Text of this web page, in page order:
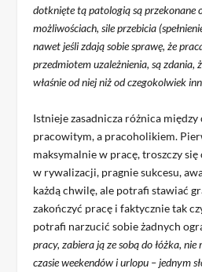
dotknięte tą patologią są przekonane
możliwościach, sile przebicia
nawet jeśli zdają sobie sprawę, że
przedmiotem uzależnienia, są zdania,
właśnie od niej niż od czegokolwiek
Istnieje zasadnicza różnica między
pracowitym, a pracoholikiem.
maksymalnie w pracę, troszczy
w rywalizacji, pragnie sukcesu,
każdą chwilę, ale potrafi stawiać
zakończyć pracę i faktycznie tak
potrafi narzucić sobie żadnych
pracy, zabiera ją ze sobą do łóżka,
czasie weekendów i urlopu – jednym